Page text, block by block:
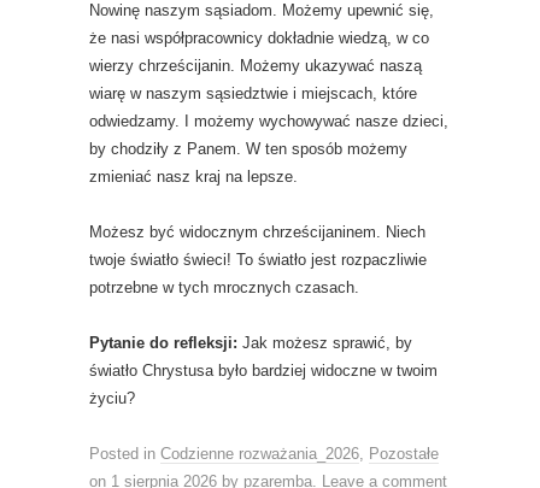
Nowinę naszym sąsiadom. Możemy upewnić się,
że nasi współpracownicy dokładnie wiedzą, w co
wierzy chrześcijanin. Możemy ukazywać naszą
wiarę w naszym sąsiedztwie i miejscach, które
odwiedzamy. I możemy wychowywać nasze dzieci,
by chodziły z Panem. W ten sposób możemy
zmieniać nasz kraj na lepsze.
Możesz być widocznym chrześcijaninem. Niech
twoje światło świeci! To światło jest rozpaczliwie
potrzebne w tych mrocznych czasach.
Pytanie do refleksji: Jak możesz sprawić, by
światło Chrystusa było bardziej widoczne w twoim
życiu?
Posted in Codzienne rozważania_2026, Pozostałe
on 1 sierpnia 2026 by pzaremba. Leave a comment